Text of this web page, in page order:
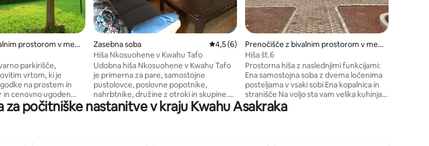
prostorom v mest
parkirišče,
vrtom, ki je
na prostem in
in cenovno ugoden
turističnih
velikonočnih
Zasebna soba Povprečna ocena: 4,5 od 5, št. mnenj: 6
4,5 (6)
Hiša Nkosuohene v Kwahu Tafo
Udobna hiša Nkosuohene v Kwahu Tafo
je primerna za pare, samostojne
pustolovce, poslovne popotnike,
nahrbtnike, družine z otroki in skupine.
Območje Kwahu je odlično za vikend izlet
- s hladnim vetrcem, starodavno kulturo
Prenočišče z bivalnim prostorom v mest
u Nkawkaw
Hiša št.6
Prostorna hiša z naslednjimi funkcijami:
Ena samostojna soba z dvema ločenima
posteljama v vsaki sobi Ena kopalnica in
stranišče Na voljo sta vam velika kuhinja
in jedilnica Neopremljena dnevna soba
Wi-Fi je na voljo Veliko sprednje dvorišče
za počitniške nastanitve v kraju Kwahu Asakraka